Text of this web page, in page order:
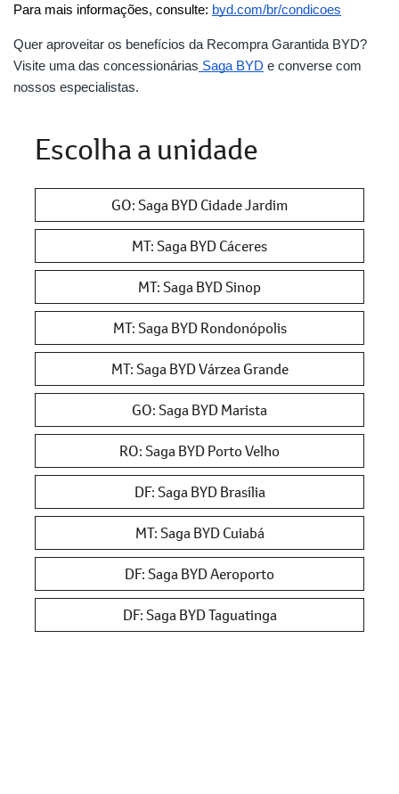
Para mais informações, consulte: byd.com/br/condicoes
Quer aproveitar os benefícios da Recompra Garantida BYD?
Visite uma das concessionárias Saga BYD e converse com
nossos especialistas.
Escolha a unidade
GO: Saga BYD Cidade Jardim
MT: Saga BYD Cáceres
MT: Saga BYD Sinop
MT: Saga BYD Rondonópolis
MT: Saga BYD Várzea Grande
GO: Saga BYD Marista
RO: Saga BYD Porto Velho
DF: Saga BYD Brasília
MT: Saga BYD Cuiabá
DF: Saga BYD Aeroporto
DF: Saga BYD Taguatinga